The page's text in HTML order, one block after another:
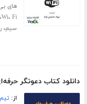
های
Wi، Fi
سیم،
دانلود کتاب دعوتگر
از: